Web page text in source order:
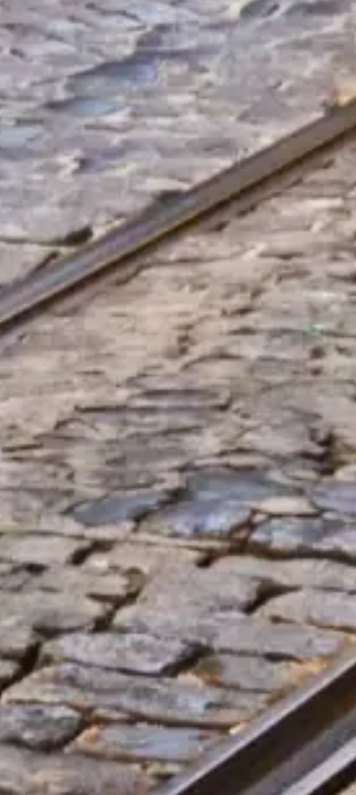
Biletlerinizle sırayı atlayın
Öncelikli giriş ve uzman rehberlik sunan en iyi bilet seçeneklerini
keşfedin.
Biletleri ayırt
Lizbon Turist Kartı Rehberi
Lizbon Turist Kartı hakkında bağımsız, pratik bilgiler — nelerin
dahil olduğu, aktifleştirme ipuçları ve şehirdeki günlerinizi akıllıca
planlama yolları.
©2026
Bu web sitesi bağımsızdır ve belediye ulaşım şirketi, tekil
müzeler veya resmi turizm kuruluşları ile resmi bir bağlantısı yoktur.
lisboncard.pt web sitesi, Lizbon Turist Kartı hakkında bağımsız bir
bilgi platformudur.
Tüm tescilli markalar ilgili sahiplerine aittir. Biletlerle ilgili
sorularınız için lütfen doğrudan bilet sağlayıcılarla iletişime geçin.
Bize ulaşın
Hızlı bağlantılar
Biletlerinizi seçin
Ziyaret saatleri
Neler görülmeli
SSS
Yasal
Yasal bilgiler
Hakkımızda
Gizlilik politikası
Çerez politikası
Site haritası
Bu site, dünyadaki gezginler ve tarih meraklıları için, onlarla aynı